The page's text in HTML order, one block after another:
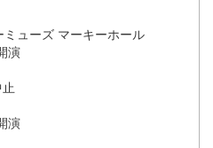
ューズ マーキーホール
演
演